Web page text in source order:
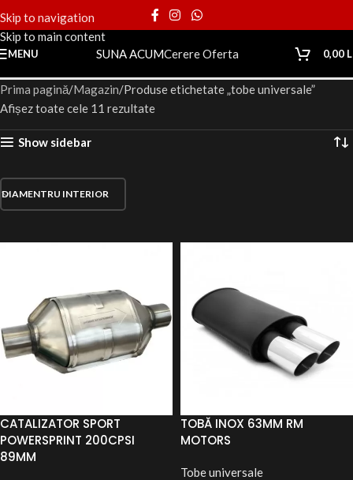
Skip to navigation
Skip to main content
MENU SUNA ACUMCerere Oferta 0,00
Prima pagină Magazin Produse etichetate „tobe universale”
Afișez toate cele 11 rezultate
Show sidebar
DIAMENTRU INTERIOR
CATALIZATOR SPORT
POWERSPRINT 200CPSI
89MM
TOBĂ INOX 63MM RM
MOTORS
Tobe universale